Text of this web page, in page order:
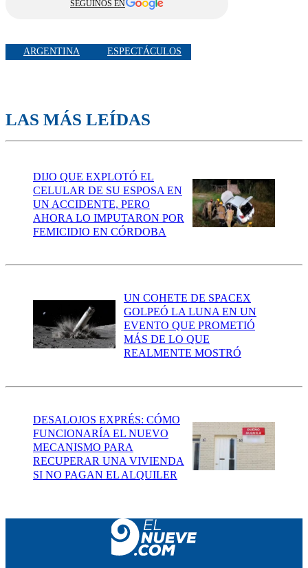
SEGUINOS EN
ARGENTINA ESPECTÁCULOS
LAS MÁS LEÍDAS
DIJO QUE EXPLOTÓ EL
CELULAR DE SU ESPOSA EN
UN ACCIDENTE, PERO
AHORA LO IMPUTARON POR
FEMICIDIO EN CÓRDOBA
UN COHETE DE SPACEX
GOLPEÓ LA LUNA EN UN
EVENTO QUE PROMETIÓ
MÁS DE LO QUE
REALMENTE MOSTRÓ
DESALOJOS EXPRÉS: CÓMO
FUNCIONARÍA EL NUEVO
MECANISMO PARA
RECUPERAR UNA VIVIENDA
SI NO PAGAN EL ALQUILER